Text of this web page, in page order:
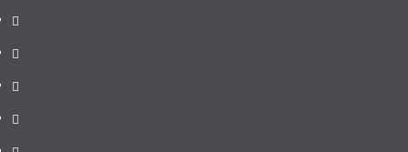
pagină
Știri
de
ultima
Administrație
locală
Actualitate
Justiție
Cultura